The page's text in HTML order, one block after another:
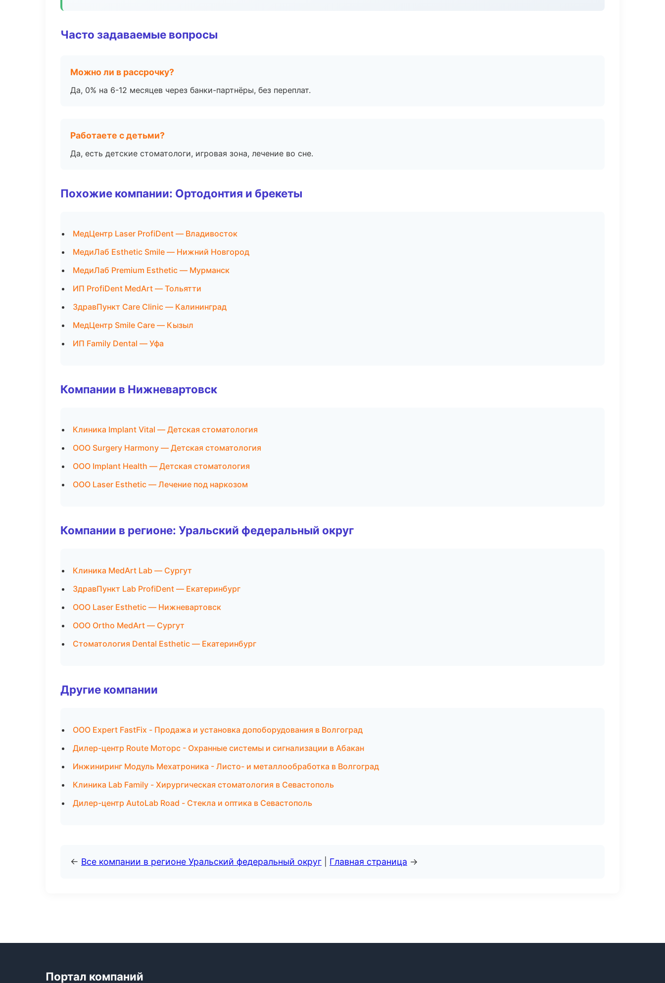
Часто задаваемые вопросы
Можно ли в рассрочку?
Да, 0% на 6-12 месяцев через банки-партнёры, без переплат.
Работаете с детьми?
Да, есть детские стоматологи, игровая зона, лечение во сне.
Похожие компании: Ортодонтия и брекеты
МедЦентр Laser ProfiDent — Владивосток
МедиЛаб Esthetic Smile — Нижний Новгород
МедиЛаб Premium Esthetic — Мурманск
ИП ProfiDent MedArt — Тольятти
ЗдравПункт Care Clinic — Калининград
МедЦентр Smile Care — Кызыл
ИП Family Dental — Уфа
Компании в Нижневартовск
Клиника Implant Vital — Детская стоматология
ООО Surgery Harmony — Детская стоматология
ООО Implant Health — Детская стоматология
ООО Laser Esthetic — Лечение под наркозом
Компании в регионе: Уральский федеральный округ
Клиника MedArt Lab — Сургут
ЗдравПункт Lab ProfiDent — Екатеринбург
ООО Laser Esthetic — Нижневартовск
ООО Ortho MedArt — Сургут
Стоматология Dental Esthetic — Екатеринбург
Другие компании
ООО Expert FastFix - Продажа и установка допоборудования в Волгоград
Дилер-центр Route Моторс - Охранные системы и сигнализации в Абакан
Инжиниринг Модуль Мехатроника - Листо- и металлообработка в Волгоград
Клиника Lab Family - Хирургическая стоматология в Севастополь
Дилер-центр AutoLab Road - Стекла и оптика в Севастополь
← Все компании в регионе Уральский федеральный округ Главная страница →
Портал компаний